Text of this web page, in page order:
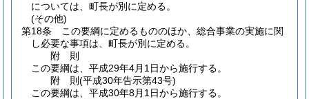
については、町長が別に定める。
(その他)
第18条
この要綱に定めるもののほか、総合事業の実施に関
し必要な事項は、町長が別に定める。
附 則
この要綱は、平成29年4月1日から施行する。
附 則(平成30年告示第43号)
この要綱は、平成30年8月1日から施行する。